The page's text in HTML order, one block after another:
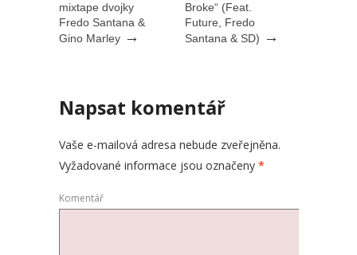
mixtape dvojky
Fredo Santana &
Gino Marley →
Broke“ (Feat.
Future, Fredo
Santana & SD) →
Napsat komentář
Vaše e-mailová adresa nebude zveřejněna.
Vyžadované informace jsou označeny *
Komentář